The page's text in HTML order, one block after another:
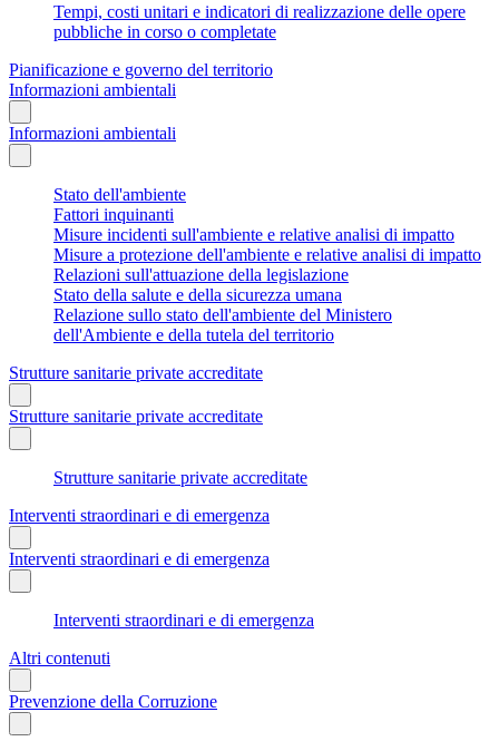
Tempi, costi unitari e indicatori di realizzazione delle opere
pubbliche in corso o completate
Pianificazione e governo del territorio
Informazioni ambientali
Informazioni ambientali
Stato dell'ambiente
Fattori inquinanti
Misure incidenti sull'ambiente e relative analisi di impatto
Misure a protezione dell'ambiente e relative analisi di impatto
Relazioni sull'attuazione della legislazione
Stato della salute e della sicurezza umana
Relazione sullo stato dell'ambiente del Ministero
dell'Ambiente e della tutela del territorio
Strutture sanitarie private accreditate
Strutture sanitarie private accreditate
Strutture sanitarie private accreditate
Interventi straordinari e di emergenza
Interventi straordinari e di emergenza
Interventi straordinari e di emergenza
Altri contenuti
Prevenzione della Corruzione